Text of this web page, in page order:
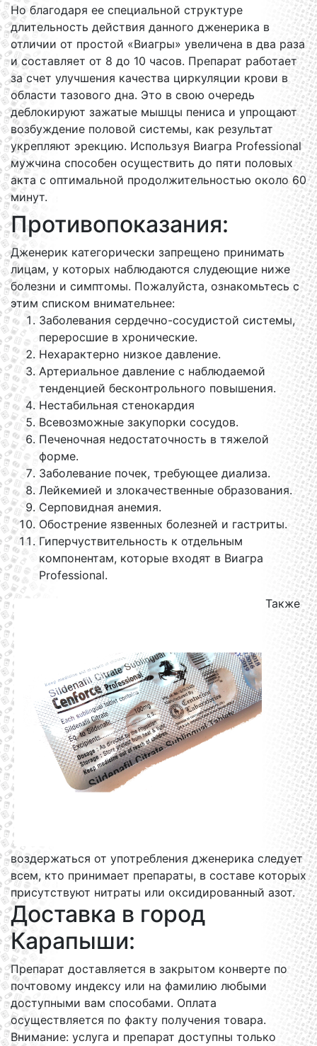
Но благодаря ее специальной структуре
длительность действия данного дженерика в
отличии от простой «Виагры» увеличена в два раза
и составляет от 8 до 10 часов. Препарат работает
за счет улучшения качества циркуляции крови в
области тазового дна. Это в свою очередь
деблокируют зажатые мышцы пениса и упрощают
возбуждение половой системы, как результат
укрепляют эрекцию. Используя Виагра Professional
мужчина способен осуществить до пяти половых
акта с оптимальной продолжительностью около 60
минут.
Противопоказания:
Дженерик категорически запрещено принимать
лицам, у которых наблюдаются слудеющие ниже
болезни и симптомы. Пожалуйста, ознакомьтесь с
этим списком внимательнее:
Заболевания сердечно-сосудистой системы,
переросшие в хронические.
Нехарактерно низкое давление.
Артериальное давление с наблюдаемой
тенденцией бесконтрольного повышения.
Нестабильная стенокардия
Всевозможные закупорки сосудов.
Печеночная недостаточность в тяжелой
форме.
Заболевание почек, требующее диализа.
Лейкемией и злокачественные образования.
Серповидная анемия.
Обострение язвенных болезней и гастриты.
Гиперчуствительность к отдельным
компонентам, которые входят в Виагра
Professional.
Также
воздержаться от употребления дженерика следует
всем, кто принимает препараты, в составе которых
присутствуют нитраты или оксидированный азот.
Доставка в город
Карапыши:
Препарат доставляется в закрытом конверте по
почтовому индексу или на фамилию любыми
доступными вам способами. Оплата
осуществляется по факту получения товара.
Внимание: услуга и препарат доступны только